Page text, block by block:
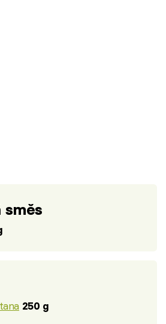
směs
250 g